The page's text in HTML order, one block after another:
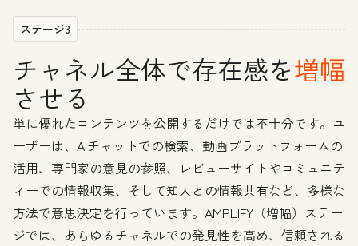
ステージ3
チャネル全体で存在感を増幅
させる
単に優れたコンテンツを公開するだけでは不十分です。ユ
ーザーは、AIチャットでの検索、動画プラットフォームの
活用、専門家の意見の参照、レビューサイトやコミュニテ
ィーでの情報収集、そして知人との情報共有など、多様な
方法で意思決定を行っています。AMPLIFY（増幅）ステー
ジでは、あらゆるチャネルでの発見性を高め、信頼される